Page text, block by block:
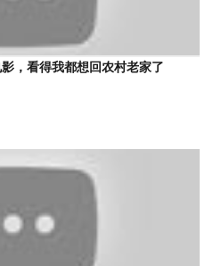
，看得我都想回农村老家了